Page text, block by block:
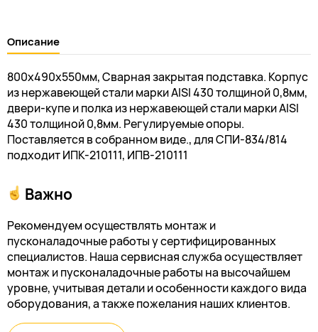
Описание
800х490х550мм, Сварная закрытая подставка. Корпус
из нержавеющей стали марки AISI 430 толщиной 0,8мм,
двери-купе и полка из нержавеющей стали марки AISI
430 толщиной 0,8мм. Регулируемые опоры.
Поставляется в собранном виде., для СПИ-834/814
подходит ИПК-210111, ИПВ-210111
Важно
Рекомендуем осуществлять монтаж и
пусконаладочные работы у сертифицированных
специалистов. Наша сервисная служба осуществляет
монтаж и пусконаладочные работы на высочайшем
уровне, учитывая детали и особенности каждого вида
оборудования, а также пожелания наших клиентов.